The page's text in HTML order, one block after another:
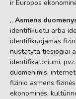
ir Europos
„ Asmens
identifikuotu arba
identifikuojamas
nustatyta tiesiogiai
identifikatoriumi,
duomenimis,
fizinio asmens
ekonominės,